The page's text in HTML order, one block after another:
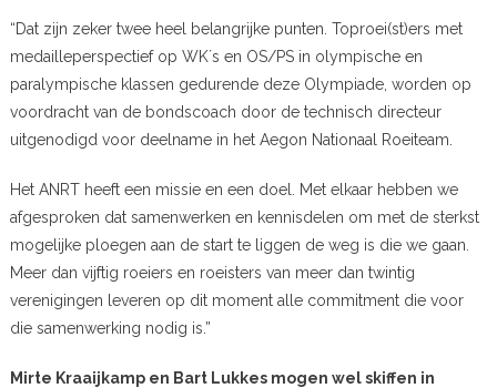
“Dat zijn zeker twee heel belangrijke punten. Toproei(st)ers met
medailleperspectief op WK´s en OS/PS in olympische en
paralympische klassen gedurende deze Olympiade, worden op
voordracht van de bondscoach door de technisch directeur
uitgenodigd voor deelname in het Aegon Nationaal Roeiteam.
Het ANRT heeft een missie en een doel. Met elkaar hebben we
afgesproken dat samenwerken en kennisdelen om met de sterkst
mogelijke ploegen aan de start te liggen de weg is die we gaan.
Meer dan vijftig roeiers en roeisters van meer dan twintig
verenigingen leveren op dit moment alle commitment die voor
die samenwerking nodig is.”
Mirte Kraaijkamp en Bart Lukkes mogen wel skiffen in